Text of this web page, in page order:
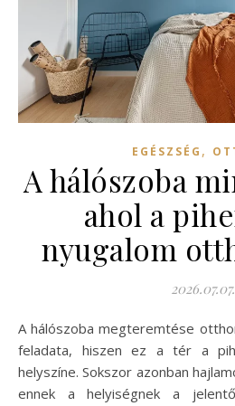
EGÉSZSÉG ,
A hálószoba
ahol a
nyugalom
2026.07.07.
A hálószoba megteremtése otthonunk egyik legfontosabb
feladata, hiszen ez a tér a
helyszíne. Sokszor azonban
ennek a helyiségnek a